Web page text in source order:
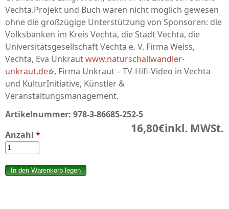
Vechta.Projekt und Buch wären nicht möglich gewesen
ohne die großzügige Unterstützung von Sponsoren: die
Volksbanken im Kreis Vechta, die Stadt Vechta, die
Universitätsgesellschaft Vechta e. V. Firma Weiss,
Vechta, Eva Unkrautwww.naturschallwandler-
unkraut.de(link is external)
, Firma Unkraut – TV-Hifi-Video in Vechta
und KulturInitiative, Künstler &
Veranstaltungsmanagement.
Artikelnummer: 978-3-86685-252-5
16,80€inkl. MWSt.
Anzahl *